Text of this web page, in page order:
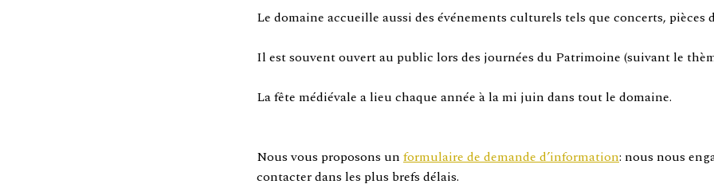
Le domaine accueille aussi des événements culturels tels que concerts, pièces
Il est souvent ouvert au public lors des journées du Patrimoine (suivant le
La fête médiévale a lieu chaque année à la mi juin dans tout le domaine.
Nous vous proposons un formulaire de demande d’information: nous nous
contacter dans les plus brefs délais.